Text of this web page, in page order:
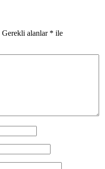
Gerekli alanlar * ile